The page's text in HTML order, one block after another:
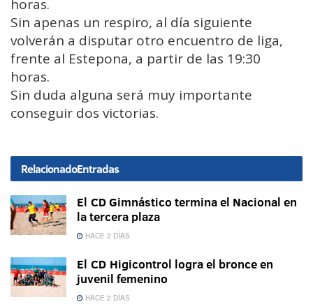
horas.
Sin apenas un respiro, al día siguiente
volverán a disputar otro encuentro de liga,
frente al Estepona, a partir de las 19:30
horas.
Sin duda alguna será muy importante
conseguir dos victorias.
RelacionadoEntradas
El CD Gimnástico termina el Nacional en
la tercera plaza
HACE 2 DÍAS
El CD Higicontrol logra el bronce en
juvenil femenino
HACE 2 DÍAS